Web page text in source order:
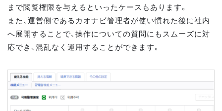
まで閲覧権限を与えるといったケースもあります。
また、運営側であるカオナビ管理者が使い慣れた後に社内
へ展開することで、操作についての質問にもスムーズに対
応でき、混乱なく運用することができます。